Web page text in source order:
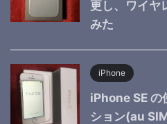
更し、ワイヤ
みた
iPhone
iPhone SE の
ション(au